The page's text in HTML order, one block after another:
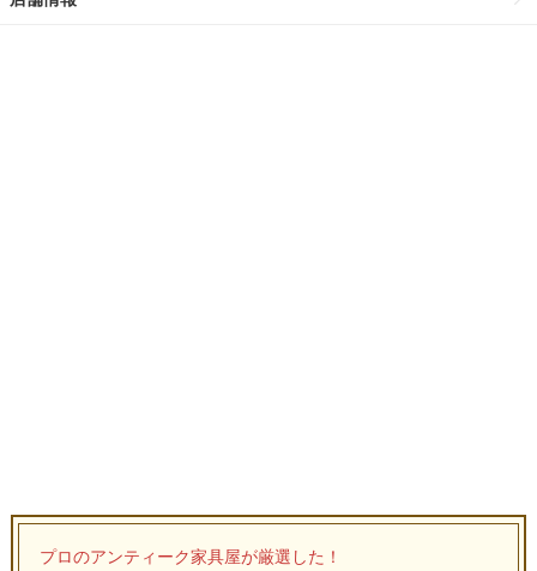
プロのアンティーク家具屋が厳選した！